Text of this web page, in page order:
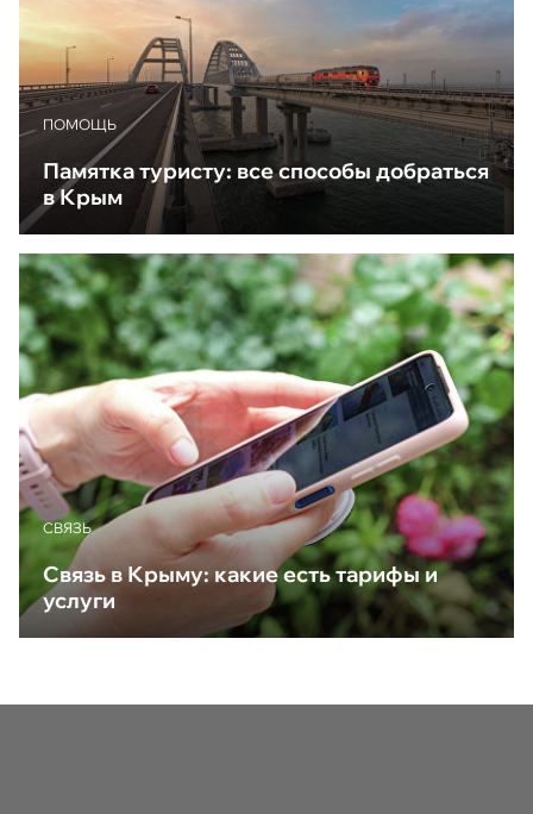
ПОМОЩЬ
Памятка туристу: все способы добраться
в Крым
CВЯЗЬ
Связь в Крыму: какие есть тарифы и
услуги